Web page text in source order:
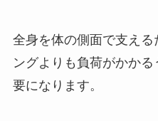
全身を体の側面で支え
ングよりも負荷がかか
要になります。